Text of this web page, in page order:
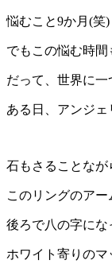
悩むこと9か月(笑)
でもこの悩む時間
だって、世界に一
ある日、アンジェ
石もさることなが
このリングのア
後ろで八の字にな
ホワイト寄りのマ